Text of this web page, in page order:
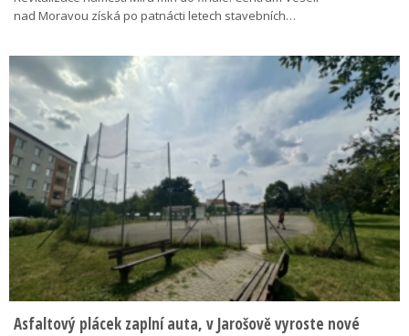
nad Moravou získá po patnácti letech stavebních…
Asfaltový plácek zaplní auta, v Jarošově vyroste nové